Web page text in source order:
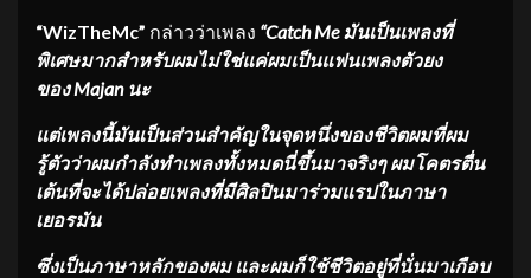
“WizTheMc” กล่าวว่าเพลง “Catch Me มันเป็นเพลงที่
พิเศษมากสำหรับผมไม่ใช่แค่ผมเป็นแฟนเพลงตัวยง
ของ Majan นะ
แต่เพลงนี้มันเป็นส่วนสำคัญในจุดหนึ่งของชีวิตผมที่ผม
รู้ตัวว่าผมกำลังทำเพลงทั้งหมดนี่ขึ้นมาจริงๆ ผมโคตรตื่น
เต้นที่จะได้ปล่อยเพลงที่มีศิลปินมาร่วมแรปในภาษา
เยอรมัน
ซึ่งเป็นภาษาหลักของผม และผมก็ใช้ชีวิตอยู่ที่นั่นมาเกือบ